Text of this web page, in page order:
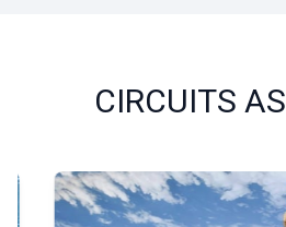
CIRCUITS